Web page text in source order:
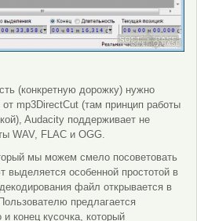
(конкретную дорожку) нужно
от mp3DirectCut (там принцип работы
Audacity поддерживает не
WAV, FLAC и OGG.
мы можем смело посоветовать
выделяется особенной простотой в
файл открывается в
предлагается
конец кусочка, который